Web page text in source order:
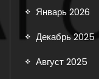
Январь 2026
Декабрь 2025
Август 2025